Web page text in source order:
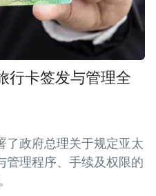
行卡签发与管理全
了政府总理关于规定亚太
管理程序、手续及权限的